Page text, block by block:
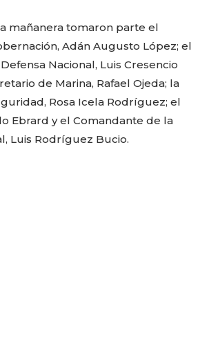
WhatsApp
Copy
Link
Gmail
Telegram
Don't miss
out!
Sing up for our newsletter
mañanera tomaron parte el
Adán Augusto López; el
Nacional, Luis Cresencio
de Marina, Rafael Ojeda; la
Rosa Icela Rodríguez; el
Ebrard y el Comandante de la
Luis Rodríguez Bucio.